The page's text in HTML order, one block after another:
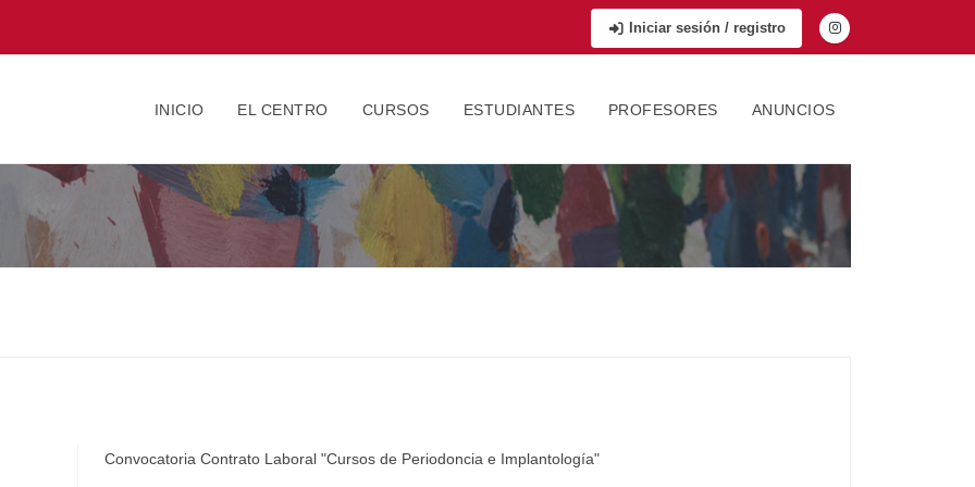
Iniciar sesión / registro
INICIO EL CENTRO CURSOS ESTUDIANTES PROFESORES ANUNCIOS
Convocatoria Contrato Laboral "Cursos de Periodoncia e Implantología"